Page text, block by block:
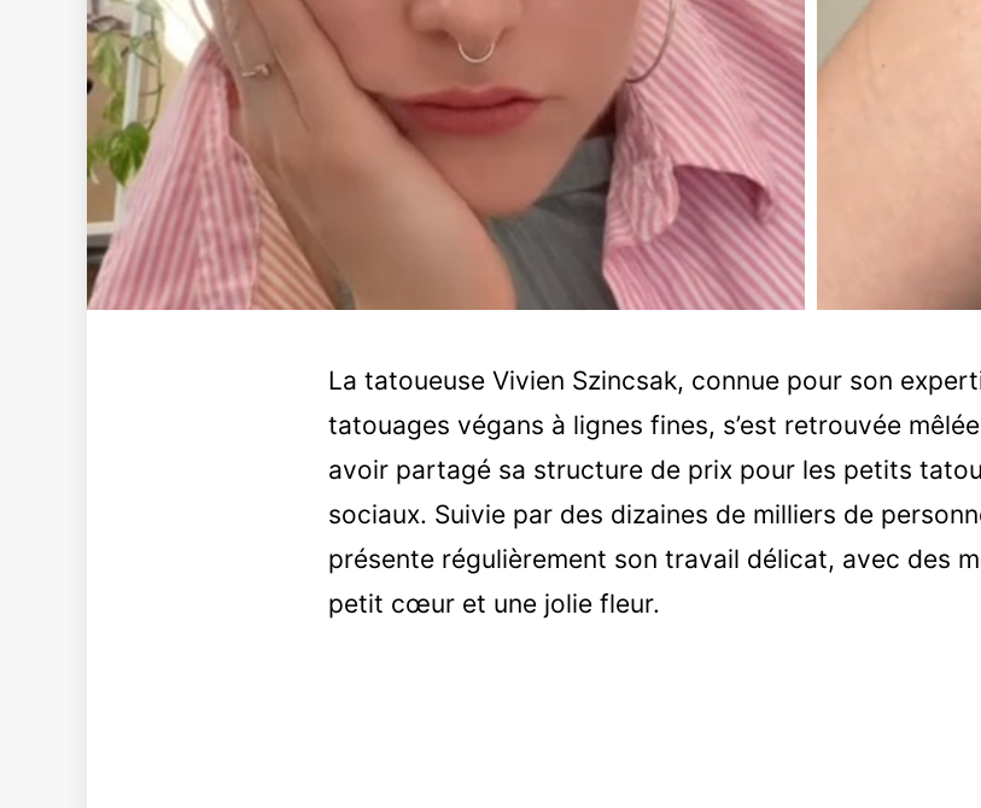
La tatoueuse Vivien Szincsak, connue pour son
tatouages végans à lignes fines, s’est retrouvée
avoir partagé sa structure de prix pour les petits
sociaux. Suivie par des dizaines de milliers de
présente régulièrement son travail délicat, avec des
petit cœur et une jolie fleur.